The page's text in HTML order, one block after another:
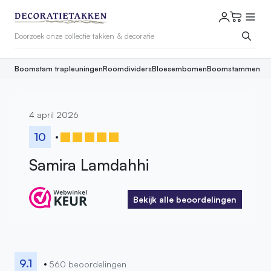
Boomstam trapleuningenRoomdividersBloesembomenBoomstammen
4 april 2026
10
Samira Lamdahhi
Bekijk alle beoordelingen
Bekijk alle beoordelingen
9.1 560 beoordelingen